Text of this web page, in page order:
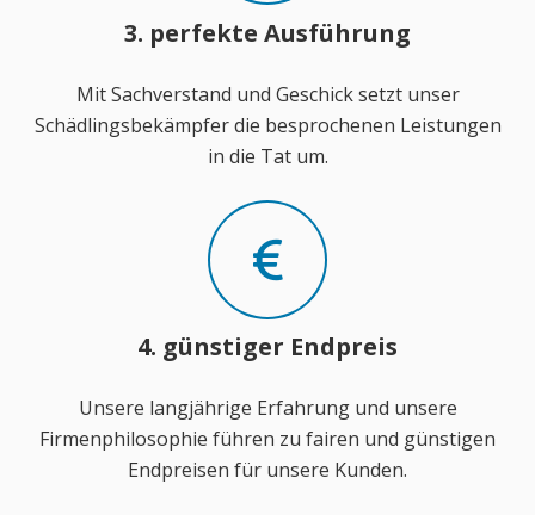
3. perfekte Ausführung
Mit Sachverstand und Geschick setzt unser
Schädlingsbekämpfer die besprochenen Leistungen
in die Tat um.
4. günstiger Endpreis
Unsere langjährige Erfahrung und unsere
Firmenphilosophie führen zu fairen und günstigen
Endpreisen für unsere Kunden.